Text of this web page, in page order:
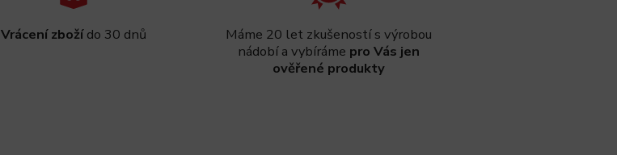
Vrácení zbožído 30 dnů
Máme 20 let zkušeností s výrobou
nádobí a vybíráme pro Vás jen
ověřené produkty